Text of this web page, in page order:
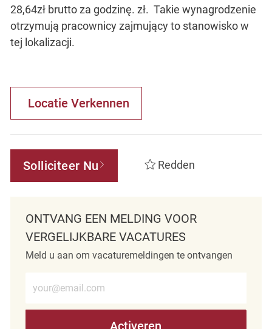
28,64zł brutto za godzinę. zł. Takie wynagrodzenie
otrzymują pracownicy zajmujący to stanowisko w
tej lokalizacji.
Locatie Verkennen
Solliciteer Nu Redden
ONTVANG EEN MELDING VOOR
VERGELIJKBARE VACATURES
Meld u aan om vacaturemeldingen te ontvangen
Activeren